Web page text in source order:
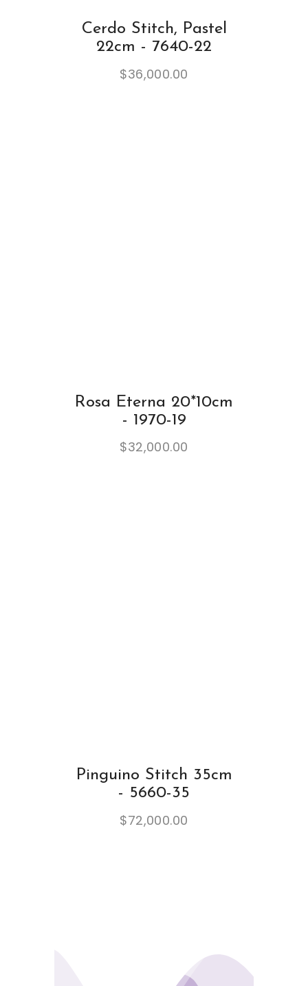
Cerdo Stitch, Pastel
22cm - 7640-22
$36,000.00
Rosa Eterna 20*10cm
- 1970-19
$32,000.00
Pinguino Stitch 35cm
- 5660-35
$72,000.00